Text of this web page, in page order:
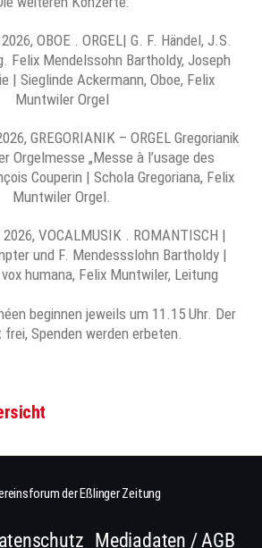
OBOE . ORGEL| G. F. Händel, J.S.
Felix Mendelssohn Bartholdy, Joseph
| Sieglinde Ackermann, Oboe, Felix
Muntwiler Orgel
GREGORIANIK – ORGEL Gregorianik
Orgelmesse „Messe à l’usage des
Couperin | Schola Gregoriana, Felix
Muntwiler Orgel.
VOCALMUSIK . ROMANTISCH |
und F. Mendessslohn Bartholdy |
humana, Felix Muntwiler, Leitung
beginnen jeweils um 11.15 Uhr. Der
Spenden werden erbeten.
der Eßlinger Zeitung
Mediadaten / AGB